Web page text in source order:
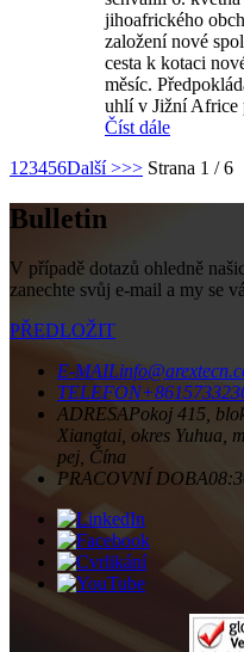
jihoafrického
založení nové
cesta k kotaci
měsíc.
uhlí v Jižní Africe
Číst dále
1 23456Další >>> Strana 1 / 6
Bulletin
V případě dotazů ohledně
zanechte svůj e-mail a my se
PŘEDLOŽIT
E-MAIL
TELEFON
ADRESAPokoj 415,
Xiangtai, okres Yuhua,
pej, Čína
PRACOVNÍ DOBA